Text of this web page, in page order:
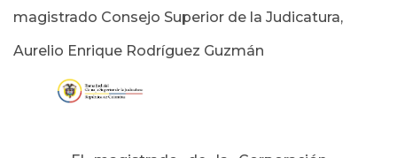
magistrado Consejo Superior de la Judicatura,
Aurelio Enrique Rodríguez Guzmán